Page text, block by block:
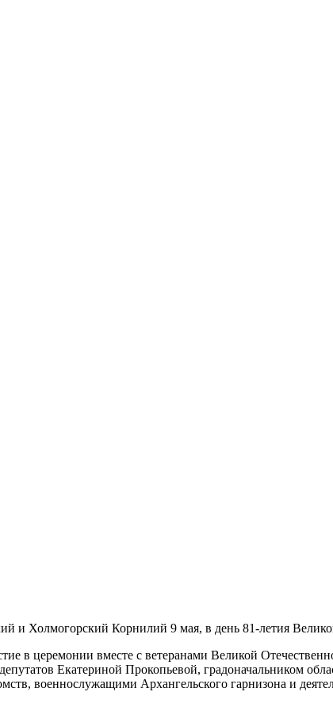
и Холмогорский Корнилий 9 мая, в день 81-летия
в церемонии вместе с ветеранами Великой
Екатериной Прокопьевой, градоначальником
военнослужащими Архангельского гарнизона и